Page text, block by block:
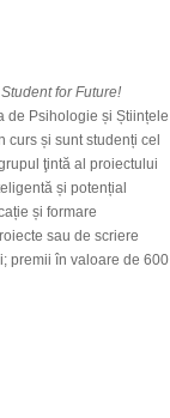
for Future!
de Psihologie și Științele
și sunt studenți cel
ţintă al proiectului
și potențial
și formare
sau de scriere
premii în valoare de 600